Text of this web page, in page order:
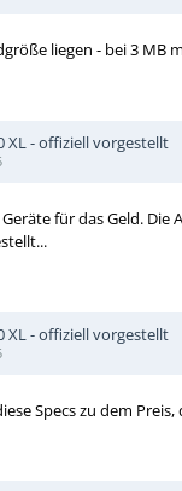
liegen - bei 3 MB
XL - offiziell vorgestellt
für das Geld.
XL - offiziell vorgestellt
Specs zu dem